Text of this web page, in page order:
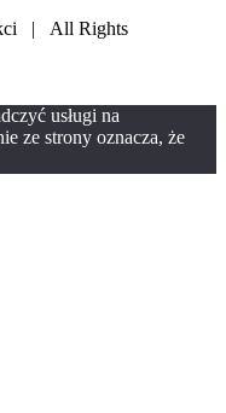
| All Rights
usługi na
ze strony oznacza, że